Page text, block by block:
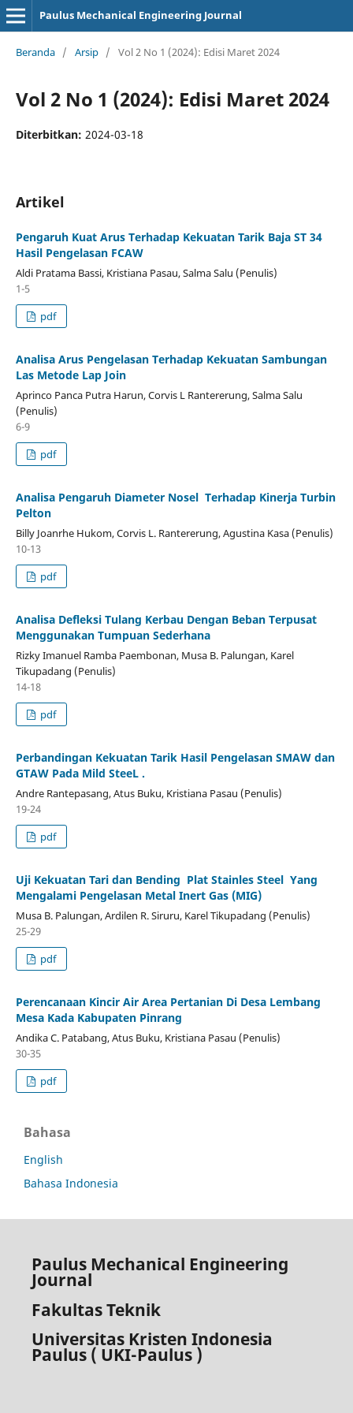
Paulus Mechanical Engineering Journal
Beranda / Arsip / Vol 2 No 1 (2024): Edisi Maret 2024
Vol 2 No 1 (2024): Edisi Maret 2024
Diterbitkan: 2024-03-18
Artikel
Pengaruh Kuat Arus Terhadap Kekuatan Tarik Baja ST 34
Hasil Pengelasan FCAW
Aldi Pratama Bassi, Kristiana Pasau, Salma Salu (Penulis)
1-5
pdf
Analisa Arus Pengelasan Terhadap Kekuatan Sambungan
Las Metode Lap Join
Aprinco Panca Putra Harun, Corvis L Rantererung, Salma Salu
(Penulis)
6-9
pdf
Analisa Pengaruh Diameter Nosel Terhadap Kinerja Turbin
Pelton
Billy Joanrhe Hukom, Corvis L. Rantererung, Agustina Kasa (Penulis)
10-13
pdf
Analisa Defleksi Tulang Kerbau Dengan Beban Terpusat
Menggunakan Tumpuan Sederhana
Rizky Imanuel Ramba Paembonan, Musa B. Palungan, Karel
Tikupadang (Penulis)
14-18
pdf
Perbandingan Kekuatan Tarik Hasil Pengelasan SMAW dan
GTAW Pada Mild SteeL .
Andre Rantepasang, Atus Buku, Kristiana Pasau (Penulis)
19-24
pdf
Uji Kekuatan Tari dan Bending Plat Stainles Steel Yang
Mengalami Pengelasan Metal Inert Gas (MIG)
Musa B. Palungan, Ardilen R. Siruru, Karel Tikupadang (Penulis)
25-29
pdf
Perencanaan Kincir Air Area Pertanian Di Desa Lembang
Mesa Kada Kabupaten Pinrang
Andika C. Patabang, Atus Buku, Kristiana Pasau (Penulis)
30-35
pdf
Bahasa
English
Bahasa Indonesia
Paulus Mechanical Engineering
Journal
Fakultas Teknik
Universitas Kristen Indonesia
Paulus ( UKI-Paulus )